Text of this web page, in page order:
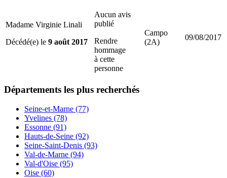
Madame Virginie Linali
Décédé(e) le 9 août 2017
Aucun avis
publié
Rendre
hommage
à cette
personne
Campo
(2A)
09/08/2017
Départements les plus recherchés
Seine-et-Marne (77)
Yvelines (78)
Essonne (91)
Hauts-de-Seine (92)
Seine-Saint-Denis (93)
Val-de-Marne (94)
Val-d'Oise (95)
Oise (60)